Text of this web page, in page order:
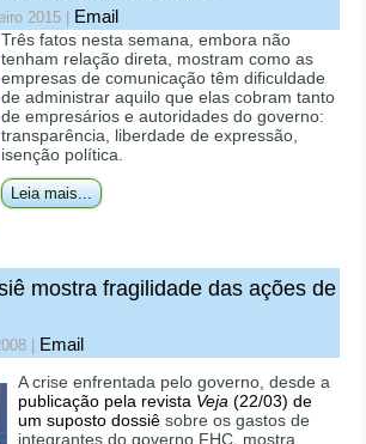
2015 Email
Três fatos nesta semana, embora não
tenham relação direta, mostram como as
empresas de comunicação têm dificuldade
de administrar aquilo que elas cobram tanto
de empresários e autoridades do governo:
transparência, liberdade de expressão,
isenção política.
Leia mais...
mostra fragilidade das ações de
Email
A crise enfrentada pelo governo, desde a
publicação pela revista Veja (22/03) de
um suposto dossiê sobre os gastos de
integrantes do governo FHC, mostra